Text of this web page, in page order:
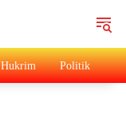
Hukrim Politik